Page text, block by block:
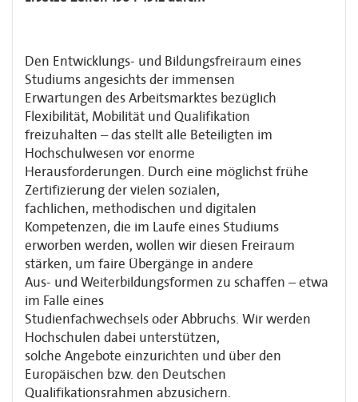
Den Entwicklungs- und Bildungsfreiraum eines
Studiums angesichts der immensen
Erwartungen des Arbeitsmarktes bezüglich
Flexibilität, Mobilität und Qualifikation
freizuhalten – das stellt alle Beteiligten im
Hochschulwesen vor enorme
Herausforderungen. Durch eine möglichst frühe
Zertifizierung der vielen sozialen,
fachlichen, methodischen und digitalen
Kompetenzen, die im Laufe eines Studiums
erworben werden, wollen wir diesen Freiraum
stärken, um faire Übergänge in andere
Aus- und Weiterbildungsformen zu schaffen – etwa
im Falle eines
Studienfachwechsels oder Abbruchs. Wir werden
Hochschulen dabei unterstützen,
solche Angebote einzurichten und über den
Europäischen bzw. den Deutschen
Qualifikationsrahmen abzusichern.